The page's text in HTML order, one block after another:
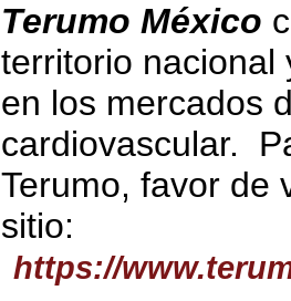
Terumo México
territorio nacional
en los mercados
cardiovascular.
Terumo, favor de
https://